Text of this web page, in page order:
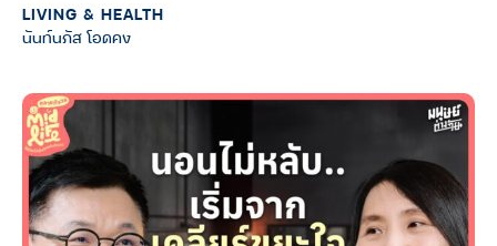
LIVING & HEALTH
นันท์นภัส โอดคง